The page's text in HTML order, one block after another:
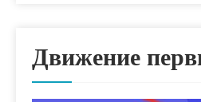
Движение